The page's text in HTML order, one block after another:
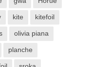
kite kitefoil
olivia piana
planche